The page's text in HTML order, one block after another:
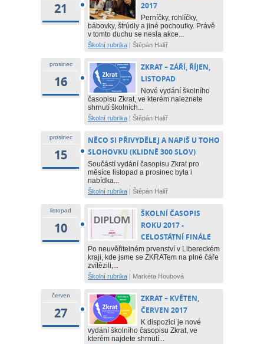
21
2017
Perníčky, rohlíčky,
bábovky, štrúdly a jiné pochoutky. Právě
v tomto duchu se nesla akce...
Školní rubrika Štěpán Halíř
prosinec
16
ZKRAT – ZÁŘÍ, ŘÍJEN,
LISTOPAD
Nové vydání školního
časopisu Zkrat, ve kterém naleznete
shrnutí školních...
Školní rubrika Štěpán Halíř
prosinec
15
NĚCO SI PŘIVYDĚLEJ A NAPIŠ U TOHO
SLOHOVKU (KLIDNĚ 300 SLOV)
Součástí vydání časopisu Zkrat pro
měsíce listopad a prosinec byla i
nabídka...
Školní rubrika Štěpán Halíř
listopad
10
ŠKOLNÍ ČASOPIS
ROKU 2017 -
CELOSTÁTNÍ FINÁLE
Po neuvěřitelném prvenství v Libereckém
kraji, kde jsme se ZKRATem na plné čáře
zvítězili,...
Školní rubrika Markéta Houbová
červen
27
ZKRAT – KVĚTEN,
ČERVEN 2017
K dispozici je nové
vydání školního časopisu Zkrat, ve
kterém najdete shrnutí...